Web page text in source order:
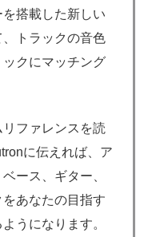
を搭載した新しい
トラックの音色
クにマッチング
ファレンスを読
に伝えれば、ア
ース、ギター、
あなたの目指す
うになります。